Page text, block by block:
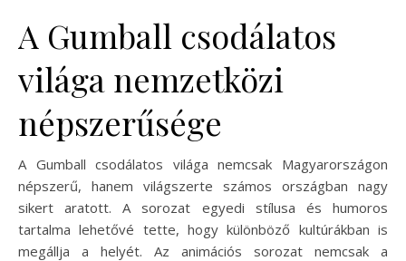
A Gumball csodálatos
világa nemzetközi
népszerűsége
A Gumball csodálatos világa nemcsak Magyarországon
népszerű, hanem világszerte számos országban nagy
sikert aratott. A sorozat egyedi stílusa és humoros
tartalma lehetővé tette, hogy különböző kultúrákban is
megállja a helyét. Az animációs sorozat nemcsak a